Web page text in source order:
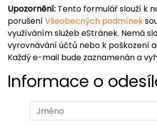
Upozornění: Tento formulář slouží k
porušeníVšeobecných podmínek
využíváním služeb eStránek. Nemá
vyrovnávání účtů nebo k poškození
Každý e-mail bude zaznamenán a
Informace o